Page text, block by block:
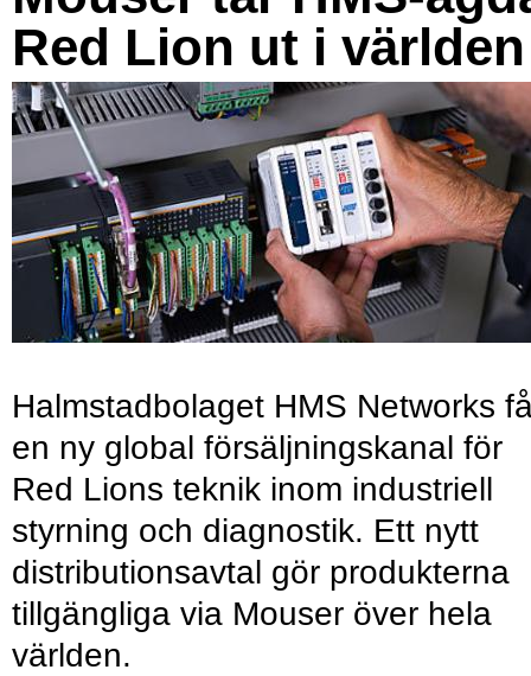
Red Lion ut i världen
Halmstadbolaget HMS Networks
en ny global försäljningskanal för
Red Lions teknik inom industriell
styrning och diagnostik. Ett nytt
distributionsavtal gör produkterna
tillgängliga via Mouser över hela
världen.